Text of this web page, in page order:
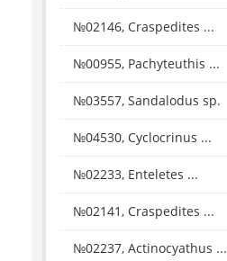
№02146, Craspedites ...
№00955, Pachyteuthis ...
№03557, Sandalodus sp.
№04530, Cyclocrinus ...
№02233, Enteletes ...
№02141, Craspedites ...
№02237, Actinocyathus ...